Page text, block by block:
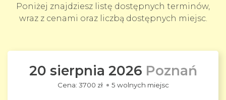
Poniżej znajdziesz listę dostępnych terminów,
wraz z cenami oraz liczbą dostępnych miejsc.
20 sierpnia 2026 Poznań
3700 zł 5 wolnych miejsc